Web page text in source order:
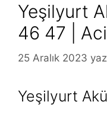
Yeşilyurt
46 47 |
25 Aralık 2023
Yeşilyurt